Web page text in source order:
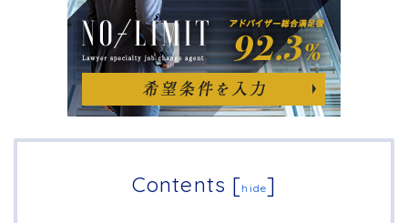
Contents [hide]